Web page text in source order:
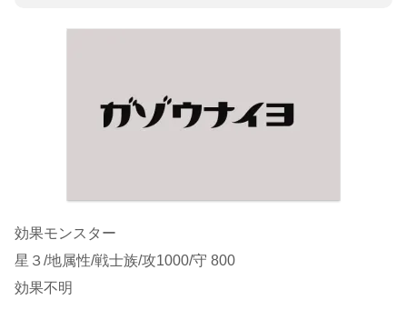
効果モンスター
星３/地属性/戦士族/攻1000/守 800
効果不明